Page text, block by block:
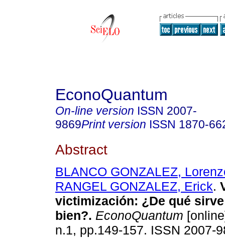
EconoQuantum
On-line version ISSN 2007-
9869Print version ISSN 1870-
Abstract
BLANCO GONZALEZ,
RANGEL GONZALEZ, Erick.
victimización: ¿De qué
bien?. EconoQuantum
n.1, pp.149-157. ISSN 2007-